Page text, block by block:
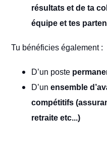
résultats et de ta
équipe et tes
Tu bénéficies également :
D’un poste
D’un ensemble
compétitifs
retraite etc...)